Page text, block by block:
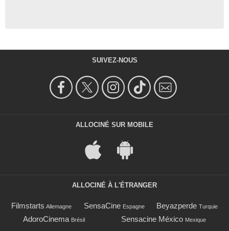
SUIVEZ-NOUS
ALLOCINÉ SUR MOBILE
ALLOCINÉ À L'ÉTRANGER
Filmstarts Allemagne SensaCine Espagne Beyazperde Turquie
AdoroCinema Brésil Sensacine México Mexique